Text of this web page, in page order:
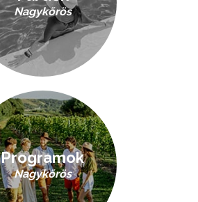
Nagykőrös
Programok
Nagykőrös